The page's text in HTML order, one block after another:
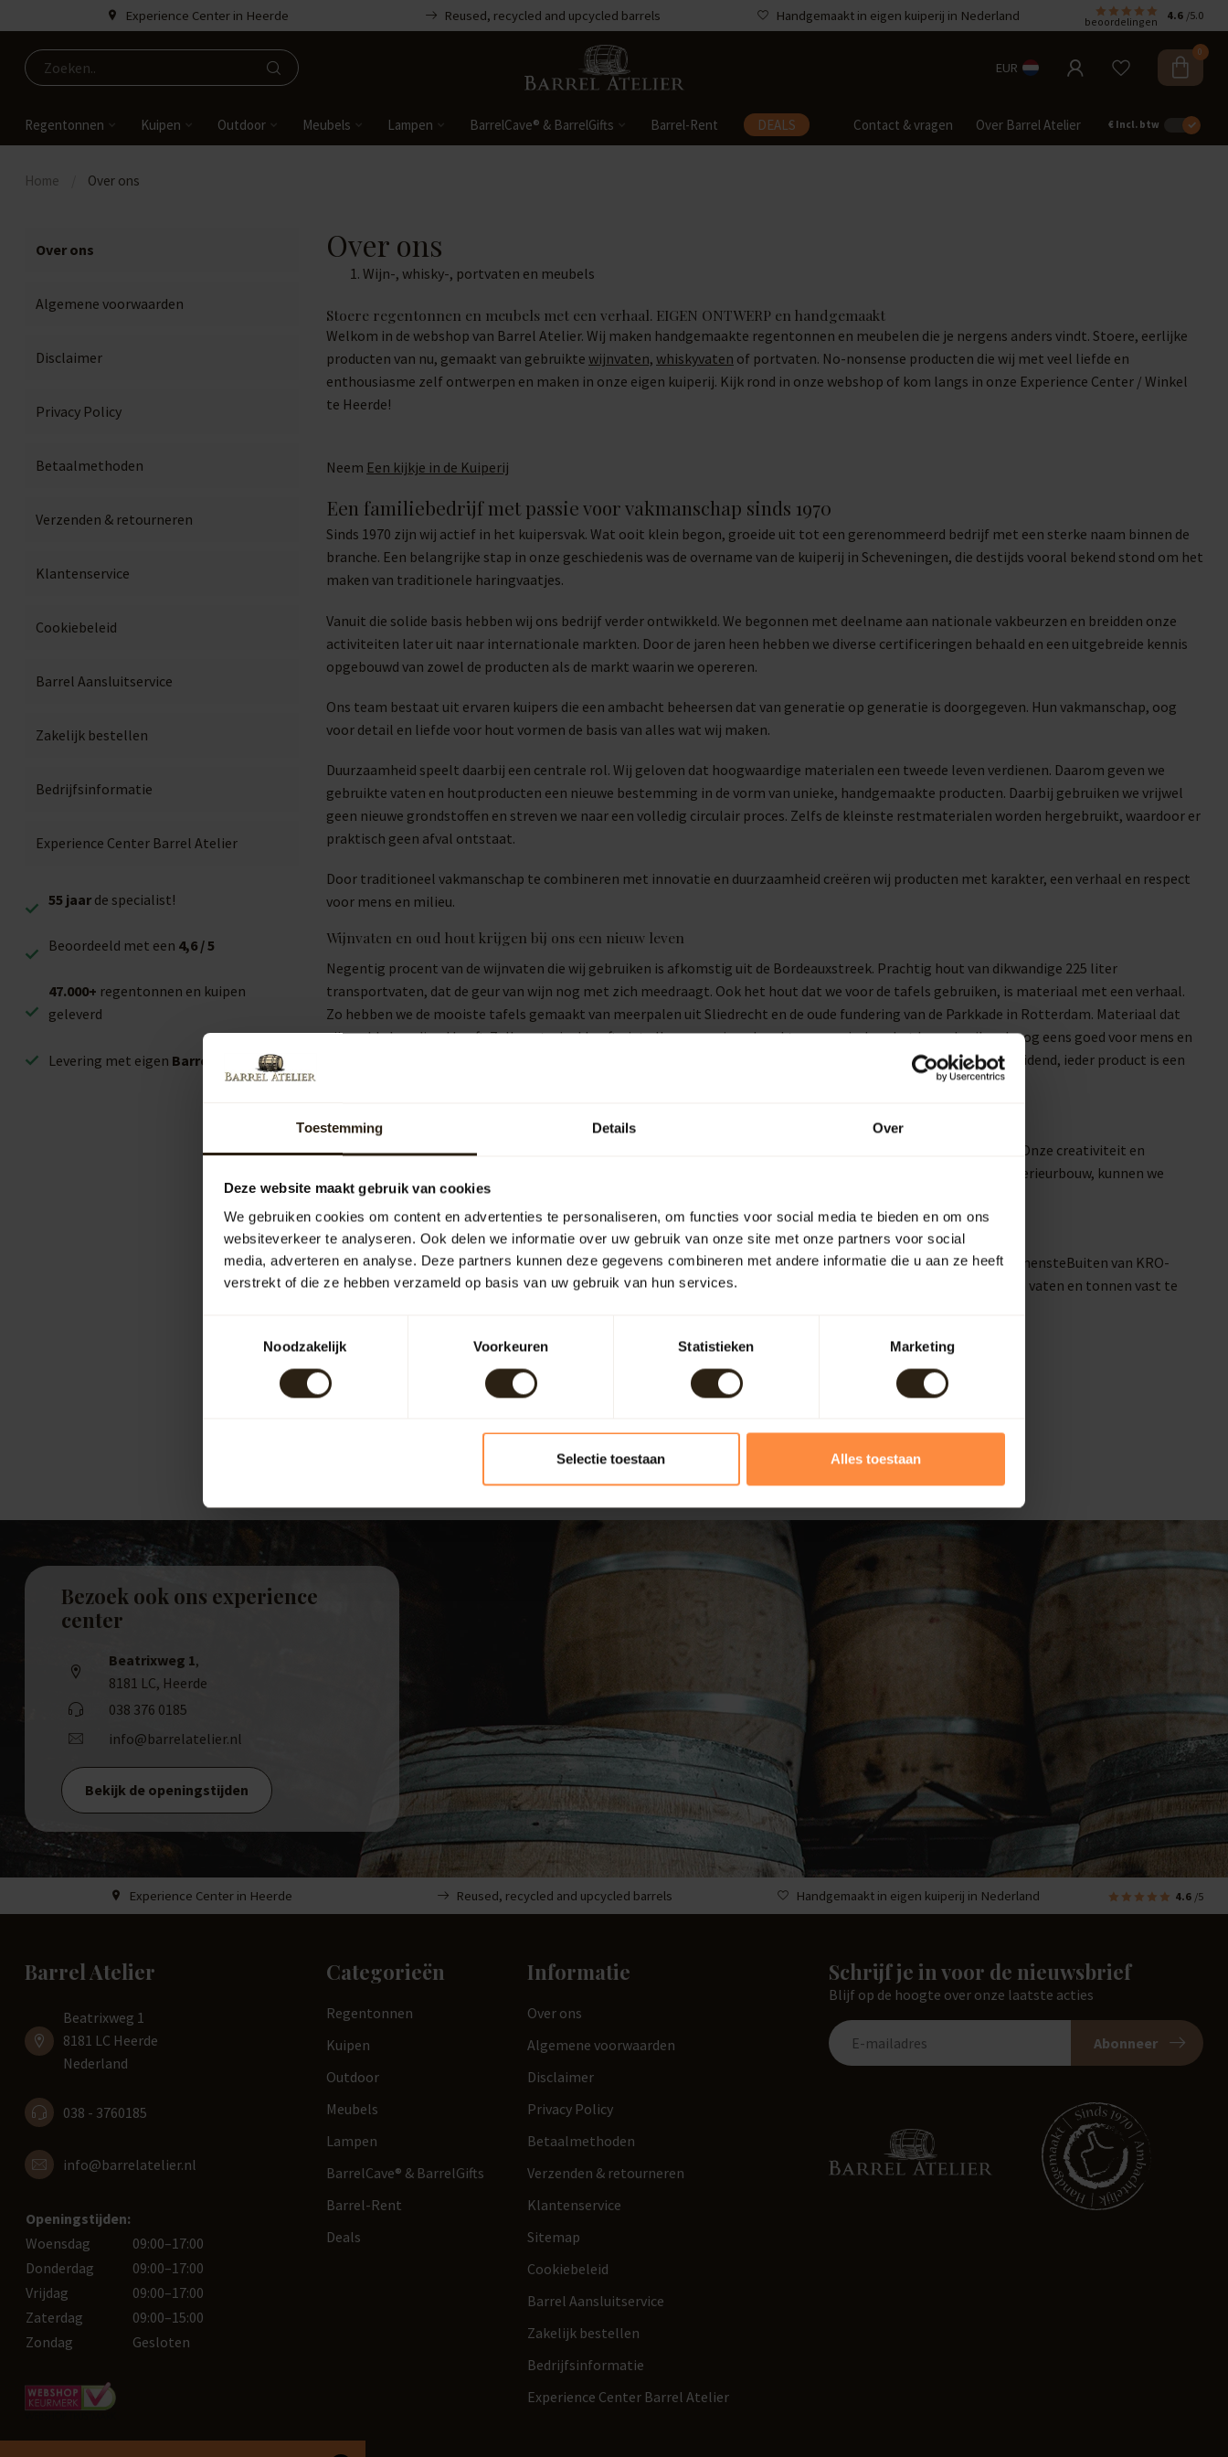
Toestemming Details Over
Deze website maakt gebruik van cookies
We gebruiken cookies om content en advertenties te personaliseren, om functies voor social media te bieden en om ons
websiteverkeer te analyseren. Ook delen we informatie over uw gebruik van onze site met onze partners voor social
media, adverteren en analyse. Deze partners kunnen deze gegevens combineren met andere informatie die u aan ze heeft
verstrekt of die ze hebben verzameld op basis van uw gebruik van hun services.
Noodzakelijk
Voorkeuren Statistieken Marketing
Selectie toestaan Alles toestaan
Experience Center in Heerde Reused, recycled and upcycled barrels Handgemaakt in eigen kuiperij in Nederland beoordelingen 4.6 /5.0
EUR
0
Regentonnen Kuipen Outdoor Meubels Lampen BarrelCave® & BarrelGifts Barrel-Rent DEALS Contact & vragen Over Barrel Atelier € Incl. btw
Home Over ons
Over ons
Algemene voorwaarden
Disclaimer
Privacy Policy
Betaalmethoden
Verzenden & retourneren
Klantenservice
Cookiebeleid
Barrel Aansluitservice
Zakelijk bestellen
Bedrijfsinformatie
Experience Center Barrel Atelier
55 jaar de specialist!
Beoordeeld met een 4,6 / 5
47.000+ regentonnen en kuipen
geleverd
Levering met eigen Barrel Truck
Over ons
Wijn-, whisky-, portvaten en meubels
Stoere regentonnen en meubels met een verhaal. EIGEN ONTWERP en handgemaakt
Welkom in de webshop van Barrel Atelier. Wij maken handgemaakte regentonnen en meubelen die je nergens anders vindt. Stoere, eerlijke
producten van nu, gemaakt van gebruikte wijnvaten, whiskyvaten of portvaten. No-nonsense producten die wij met veel liefde en
enthousiasme zelf ontwerpen en maken in onze eigen kuiperij. Kijk rond in onze webshop of kom langs in onze Experience Center / Winkel
te Heerde!
Neem Een kijkje in de Kuiperij
Een familiebedrijf met passie voor vakmanschap sinds 1970
Sinds 1970 zijn wij actief in het kuipersvak. Wat ooit klein begon, groeide uit tot een gerenommeerd bedrijf met een sterke naam binnen de
branche. Een belangrijke stap in onze geschiedenis was de overname van de kuiperij in Scheveningen, die destijds vooral bekend stond om het
maken van traditionele haringvaatjes.
Vanuit die solide basis hebben wij ons bedrijf verder ontwikkeld. We begonnen met deelname aan nationale vakbeurzen en breidden onze
activiteiten later uit naar internationale markten. Door de jaren heen hebben we diverse certificeringen behaald en een uitgebreide kennis
opgebouwd van zowel de producten als de markt waarin we opereren.
Ons team bestaat uit ervaren kuipers die een ambacht beheersen dat van generatie op generatie is doorgegeven. Hun vakmanschap, oog
voor detail en liefde voor hout vormen de basis van alles wat wij maken.
Duurzaamheid speelt daarbij een centrale rol. Wij geloven dat hoogwaardige materialen een tweede leven verdienen. Daarom geven we
gebruikte vaten en houtproducten een nieuwe bestemming in de vorm van unieke, handgemaakte producten. Daarbij gebruiken we vrijwel
geen nieuwe grondstoffen en streven we naar een volledig circulair proces. Zelfs de kleinste restmaterialen worden hergebruikt, waardoor er
praktisch geen afval ontstaat.
Door traditioneel vakmanschap te combineren met innovatie en duurzaamheid creëren wij producten met karakter, een verhaal en respect
voor mens en milieu.
Wijnvaten en oud hout krijgen bij ons een nieuw leven
Negentig procent van de wijnvaten die wij gebruiken is afkomstig uit de Bordeauxstreek. Prachtig hout van dikwandige 225 liter
transportvaten, dat de geur van wijn nog met zich meedraagt. Ook het hout dat we voor de tafels gebruiken, is materiaal met een verhaal.
Zo hebben we de mooiste tafels gemaakt van meerpalen uit Sliedrecht en de oude fundering van de Parkkade in Rotterdam. Materiaal dat
zijn geld al verdiend heeft. Zulk materiaal heeft niet alleen een eigen karakter, maar is door het hergebruik ook nog eens goed voor mens en
maatschappij. Het is wel een uitdaging om van zulk eigenwijs materiaal iets moois te maken. Het materiaal is leidend, ieder product is een
Over Barrel Atelier
Bij alles wat we maken, gaan we voor een stoere uitstraling met een eigen karakter en hoogwaardige kwaliteit. Onze creativiteit en
technisch inzicht, opgebouwd door jarenlange ervaring in de bewerking van houten vaten en vanuit de ex- en interieurbouw, kunnen we
helemaal kwijt in het maken van onderscheidende meubelen uit uitdagend materiaal.
Het eeuwenoude ambacht van de kuiper - Video BinnensteBuiten (KRO-NCRV)
Als een van de weinige in Nederland beheren wij het eeuwenoude ambacht van de kuiper. Het TV-programma BinnensteBuiten van KRO-
NCRV is bij onze kuiperij in Wezep op bezoek geweest om het traditionele proces van het produceren van houten vaten en tonnen vast te
social media?
Bezoek ook ons experience
center
Beatrixweg 1,
8181 LC, Heerde
038 376 0185
info@barrelatelier.nl
Bekijk de openingstijden
Experience Center in Heerde Reused, recycled and upcycled barrels Handgemaakt in eigen kuiperij in Nederland 4.6 /5
Barrel Atelier
Beatrixweg 1
8181 LC Heerde
Nederland
038 - 3760185
info@barrelatelier.nl
Openingstijden:
Woensdag
09:00–17:00
Donderdag
09:00–17:00
Vrijdag
09:00–17:00
Zaterdag
09:00–15:00
Zondag
Gesloten
Categorieën
Regentonnen
Kuipen
Outdoor
Meubels
Lampen
BarrelCave® & BarrelGifts
Barrel-Rent
Deals
Informatie
Over ons
Algemene voorwaarden
Disclaimer
Privacy Policy
Betaalmethoden
Verzenden & retourneren
Klantenservice
Sitemap
Cookiebeleid
Barrel Aansluitservice
Zakelijk bestellen
Bedrijfsinformatie
Experience Center Barrel Atelier
Schrijf je in voor de nieuwsbrief
Blijf op de hoogte over onze laatste acties
Abonneer